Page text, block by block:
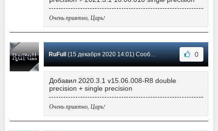
Очень приятно, Царь!
RuFull (15 декабря 2020 14:01) Сообщение #7 0
Добавил 2020.3.1 v15.06.008-R8 double
precision + single precision
Очень приятно, Царь!